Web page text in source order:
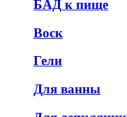
БАД к пище
Воск
Гели
Для ванны